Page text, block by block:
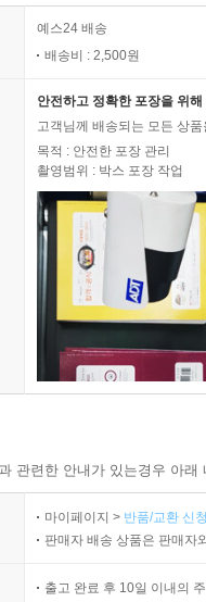
예스24 배송
배송비 : 2,500원
안전하고 정확한 포장을 위
고객님께 배송되는 모든 상
목적 : 안전한 포장 관리
촬영범위 : 박스 포장 작업
관련한 안내가 있는경우 아
마이페이지 > 반품/교환 신
판매자 배송 상품은 판매자
출고 완료 후 10일 이내의